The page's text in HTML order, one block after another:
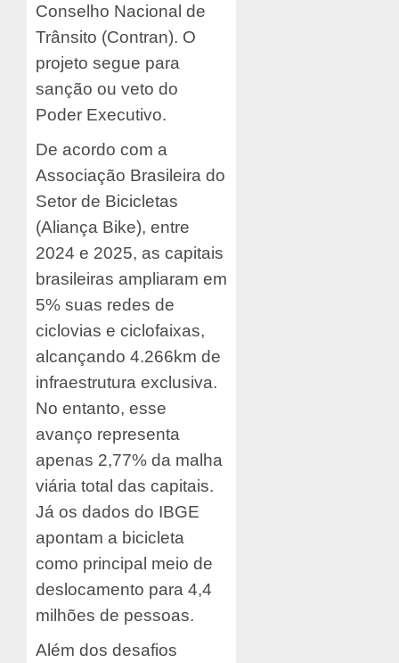
Conselho Nacional de
Trânsito (Contran). O
projeto segue para
sanção ou veto do
Poder Executivo.
De acordo com a
Associação Brasileira do
Setor de Bicicletas
(Aliança Bike), entre
2024 e 2025, as capitais
brasileiras ampliaram em
5% suas redes de
ciclovias e ciclofaixas,
alcançando 4.266km de
infraestrutura exclusiva.
No entanto, esse
avanço representa
apenas 2,77% da malha
viária total das capitais.
Já os dados do IBGE
apontam a bicicleta
como principal meio de
deslocamento para 4,4
milhões de pessoas.
Além dos desafios